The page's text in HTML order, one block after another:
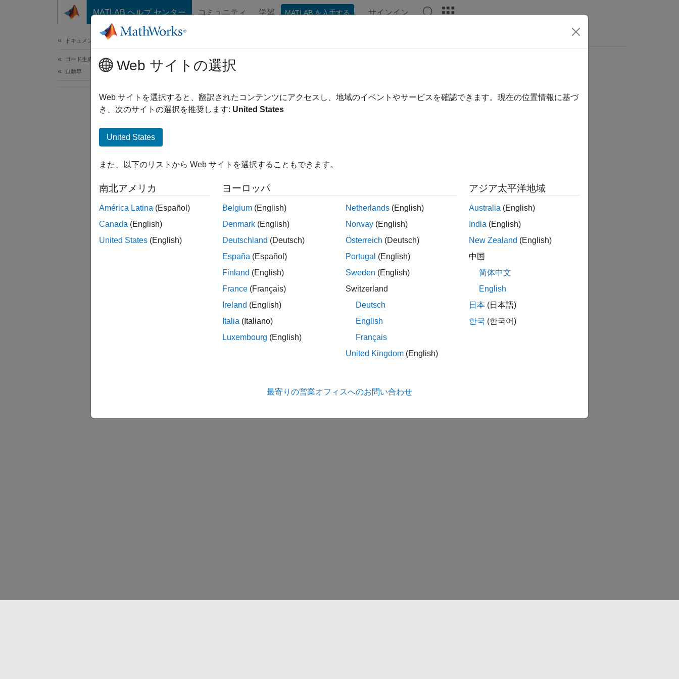
コンテンツへスキップ
MATLAB ヘルプ センター コミュニティ 学習 MATLAB を入手する サインイン
ドキュメンテーションのホーム
コード生成
自動車
この情報は役に立ちましたか？
Web サイトの選択
Web サイトを選択すると、翻訳されたコンテンツにアクセスし、地域のイベントやサービスを確認できます。現在の位置情報に基づ
き、次のサイトの選択を推奨します: United States
United States
また、以下のリストから Web サイトを選択することもできます。
南北アメリカ
América Latina (Español)
Canada (English)
United States (English)
ヨーロッパ
Belgium (English)
Denmark (English)
Deutschland (Deutsch)
España (Español)
Finland (English)
France (Français)
Ireland (English)
Italia (Italiano)
Luxembourg (English)
Netherlands (English)
Norway (English)
Österreich (Deutsch)
Portugal (English)
Sweden (English)
Switzerland
Deutsch
English
Français
United Kingdom (English)
アジア太平洋地域
Australia (English)
India (English)
New Zealand (English)
中国
简体中文
English
日本 (日本語)
한국 (한국어)
最寄りの営業オフィスへのお問い合わせ